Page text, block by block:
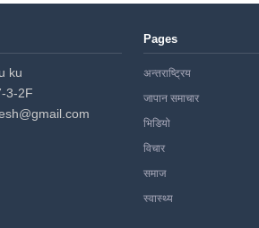
ku
3-2F
Pages
अन्तराष्ट्रिय
जापान समाचार
भिडियो
विचार
समाज
स्वास्थ्य